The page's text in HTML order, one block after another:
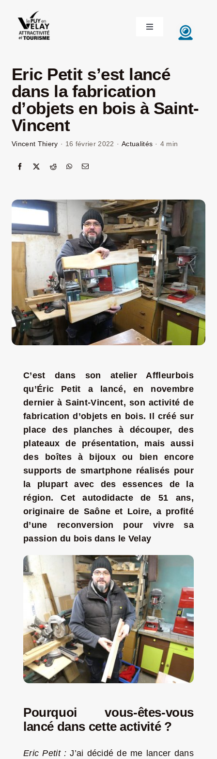
contenu
Toggle
Navigation
DÉCOUVRIR LE VELAY
INVESTIR EN VELAY
ÉTUDIER EN VELAY
LE VELAY RECRUTE
LA ROUTE DES PRODUCTEURS
NOUS CONTACTER
Rechercher:
Nouveau Magazine EnVelay
Jeu concours – Gagnez votre bûche de Noël 2025
Eric Petit s’est lancé
dans la fabrication
d’objets en bois à Saint-
Vincent
Vincent Thiery · 16 février 2022 · Actualités · 4 min
C’est dans son atelier Affleurbois
qu’Éric Petit a lancé, en novembre
dernier à Saint-Vincent, son activité de
fabrication d’objets en bois. Il créé sur
place des planches à découper, des
plateaux de présentation, mais aussi
des boîtes à bijoux ou bien encore
supports de smartphone réalisés pour
la plupart avec des essences de la
région. Cet autodidacte de 51 ans,
originaire de Saône et Loire, a profité
d’une reconversion pour vivre sa
passion du bois dans le Velay
Pourquoi vous-êtes-vous
lancé dans cette activité ?
Eric Petit : J’ai décidé de me lancer dans